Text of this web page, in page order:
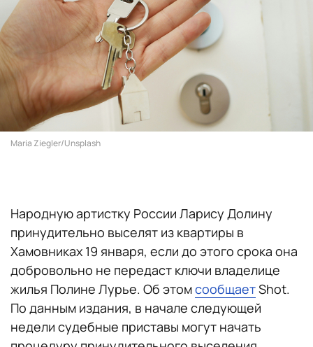
Maria Ziegler/Unsplash
Народную артистку России Ларису Долину
принудительно выселят из квартиры в
Хамовниках 19 января, если до этого срока она
добровольно не передаст ключи владелице
жилья Полине Лурье. Об этомсообщаетShot.
По данным издания, в начале следующей
недели судебные приставы могут начать